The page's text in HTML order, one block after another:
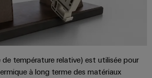
de température relative) est utilisée pour
à long terme des matériaux